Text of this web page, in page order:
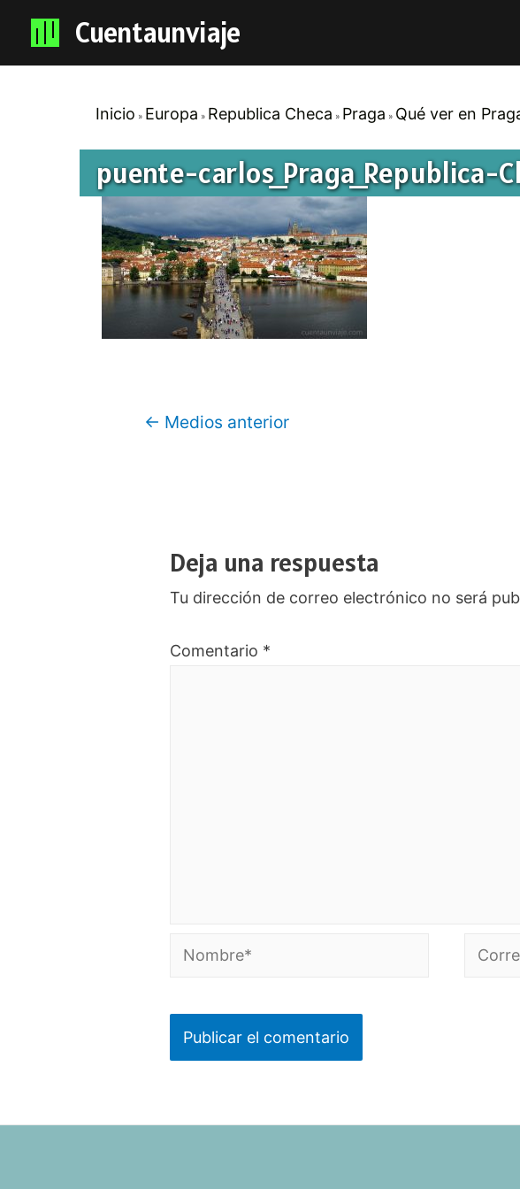
Cuentaunviaje
Inicio Europa Republica Checa Praga Qué ver en
puente-carlos_Praga_Republica-
Navegación
← Medios anterior
Deja una respuesta
Tu dirección de correo electrónico no será
Comentario *
Nombre*
Correo